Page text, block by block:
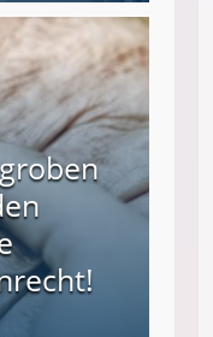
und Geld verdienen